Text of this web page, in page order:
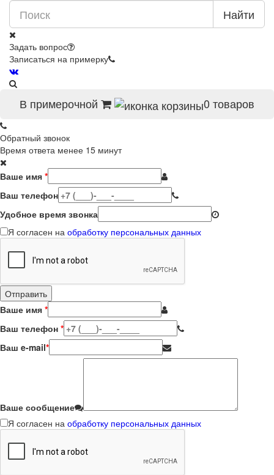
Найти
Задать вопрос
Записаться на примерку
В примерочной 0 товаров
Обратный звонок
Время ответа менее 15 минут
Ваше имя *
Ваш телефон
Удобное время звонка
Я согласен на обработку персональных данных
Ваше имя *
Ваш телефон *
Ваш e-mail*
Ваше сообщение
Я согласен на обработку персональных данных